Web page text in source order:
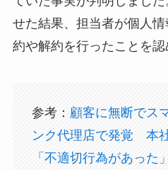
せた結果、担当者が個人
約や解約を行ったことを認
参考： 顧客に無断でス
ンク代理店で発覚 本
「不適切行為があった